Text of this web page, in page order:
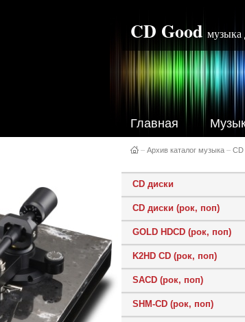
CD Good музыка
Главная
– Архив каталог музыка – CD
CD диски
CD диски (рок, поп)
GOLD HDCD (рок, поп)
K2HD CD (рок, поп)
SACD (рок, поп)
SHM-CD (рок, поп)